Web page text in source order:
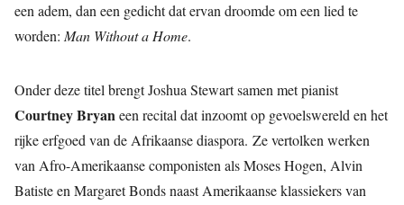
een adem, dan een gedicht dat ervan droomde om een lied te
worden: Man Without a Home.
Onder deze titel brengt Joshua Stewart samen met pianist
Courtney Bryaneen recital dat inzoomt op gevoelswereld en het
rijke erfgoed van de Afrikaanse diaspora. Ze vertolken werken
van Afro-Amerikaanse componisten als Moses Hogen, Alvin
Batiste en Margaret Bonds naast Amerikaanse klassiekers van